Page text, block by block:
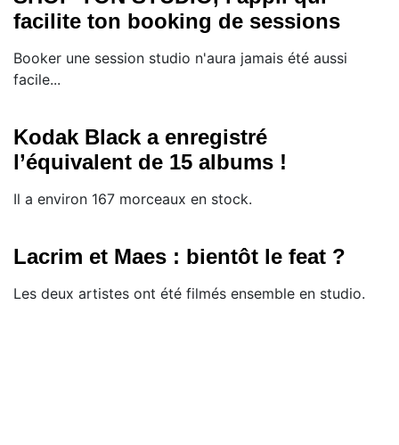
facilite ton booking de sessions
Booker une session studio n'aura jamais été aussi
facile...
Kodak Black a enregistré
l’équivalent de 15 albums !
Il a environ 167 morceaux en stock.
Lacrim et Maes : bientôt le feat ?
Les deux artistes ont été filmés ensemble en studio.